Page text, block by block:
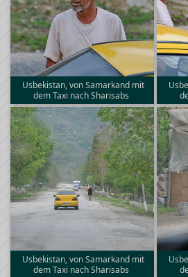
Usbekistan, von Samarkand mit
dem Taxi nach Sharisabs
Usbekistan, von Samarkand mit
dem Taxi nach Sharisabs